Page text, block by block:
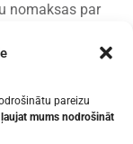
pareizu
mums nodrošināt
nomaksas par
līdz 2024.